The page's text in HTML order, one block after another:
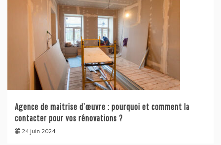
Agence de maitrise d’œuvre : pourquoi et comment la
contacter pour vos rénovations ?
24 juin 2024